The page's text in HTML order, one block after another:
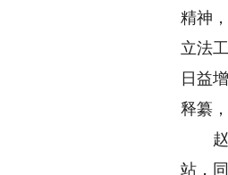
精神
立法
日益
释纂
赵乐
站，